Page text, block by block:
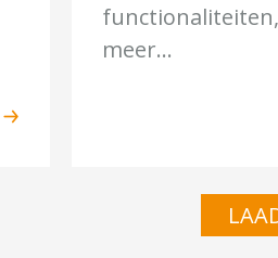
functionaliteiten,
meer...